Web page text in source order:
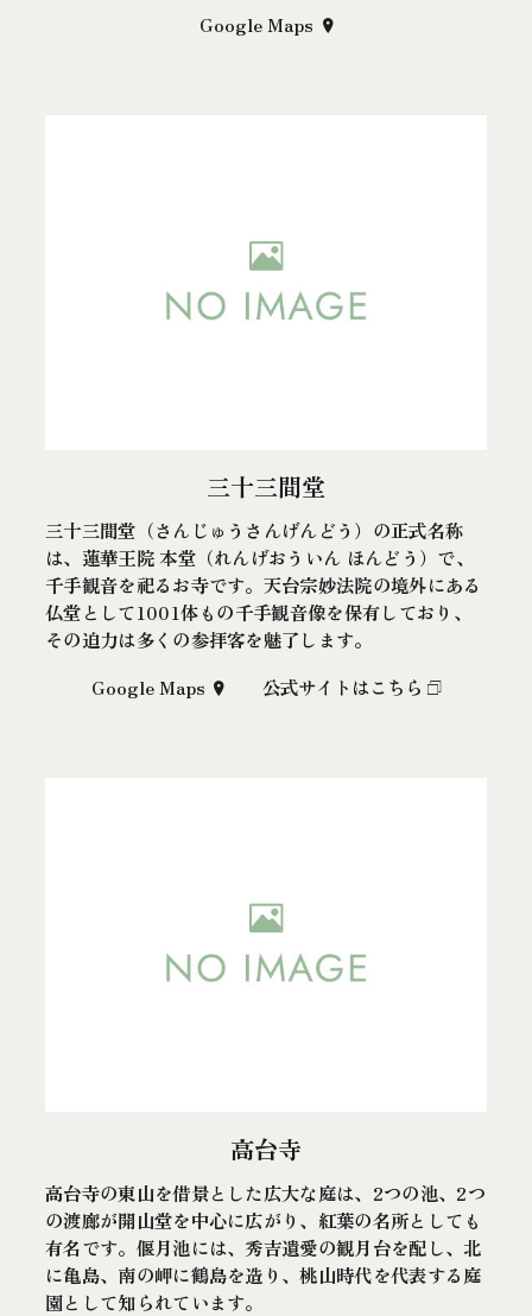
Google Maps
三十三間堂
三十三間堂（さんじゅうさんげんどう）の正式名称
は、蓮華王院 本堂（れんげおういん ほんどう）で、
千手観音を祀るお寺です。天台宗妙法院の境外にある
仏堂として1001体もの千手観音像を保有しており、
その迫力は多くの参拝客を魅了します。
Google Maps
公式サイトはこちら
高台寺
高台寺の東山を借景とした広大な庭は、2つの池、2つ
の渡廊が開山堂を中心に広がり、紅葉の名所としても
有名です。偃月池には、秀吉遺愛の観月台を配し、北
に亀島、南の岬に鶴島を造り、桃山時代を代表する庭
園として知られています。